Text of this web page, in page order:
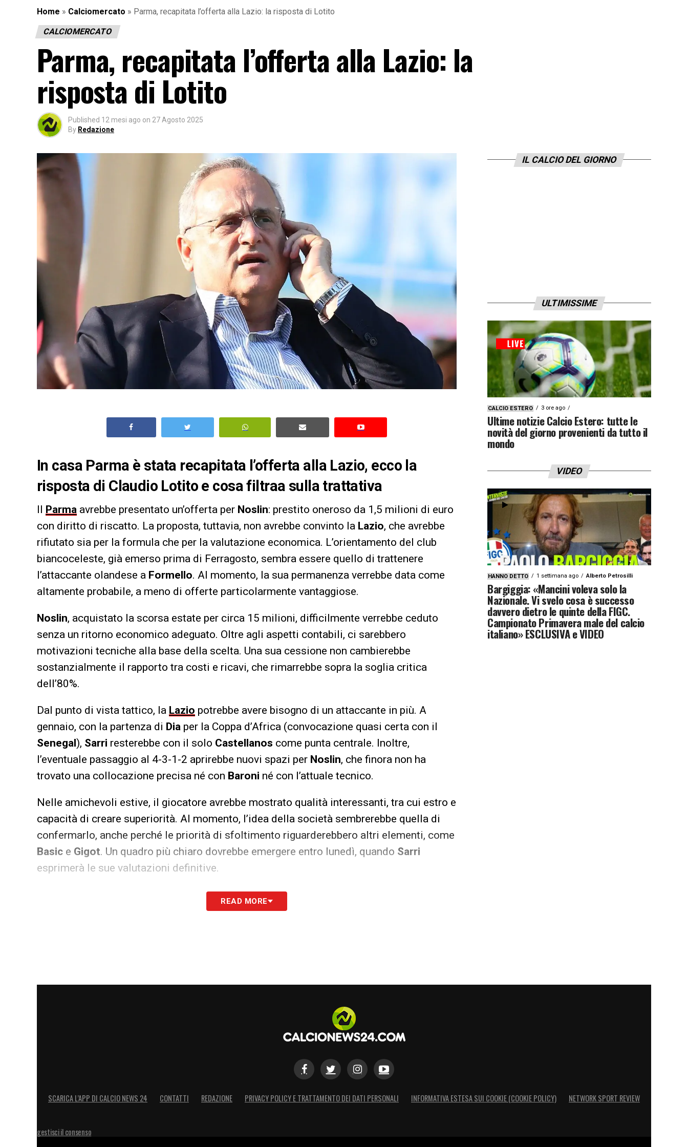
Home » Calciomercato » Parma, recapitata l’offerta alla Lazio: la risposta di Lotito
CALCIOMERCATO
Parma, recapitata l’offerta alla Lazio: la
risposta di Lotito
Published 12 mesi ago on 27 Agosto 2025
By Redazione
In casa Parma è stata recapitata l’offerta alla Lazio, ecco la
risposta di Claudio Lotito e cosa filtraa sulla trattativa
Il Parma avrebbe presentato un’offerta per Noslin: prestito oneroso da 1,5 milioni di euro
con diritto di riscatto. La proposta, tuttavia, non avrebbe convinto la Lazio, che avrebbe
rifiutato sia per la formula che per la valutazione economica. L’orientamento del club
biancoceleste, già emerso prima di Ferragosto, sembra essere quello di trattenere
l’attaccante olandese a Formello. Al momento, la sua permanenza verrebbe data come
altamente probabile, a meno di offerte particolarmente vantaggiose.
Noslin, acquistato la scorsa estate per circa 15 milioni, difficilmente verrebbe ceduto
senza un ritorno economico adeguato. Oltre agli aspetti contabili, ci sarebbero
motivazioni tecniche alla base della scelta. Una sua cessione non cambierebbe
sostanzialmente il rapporto tra costi e ricavi, che rimarrebbe sopra la soglia critica
dell’80%.
Dal punto di vista tattico, la Lazio potrebbe avere bisogno di un attaccante in più. A
gennaio, con la partenza di Dia per la Coppa d’Africa (convocazione quasi certa con il
Senegal), Sarri resterebbe con il solo Castellanos come punta centrale. Inoltre,
l’eventuale passaggio al 4-3-1-2 aprirebbe nuovi spazi per Noslin, che finora non ha
trovato una collocazione precisa né con Baroni né con l’attuale tecnico.
Nelle amichevoli estive, il giocatore avrebbe mostrato qualità interessanti, tra cui estro e
capacità di creare superiorità. Al momento, l’idea della società sembrerebbe quella di
confermarlo, anche perché le priorità di sfoltimento riguarderebbero altri elementi, come
Basic e Gigot. Un quadro più chiaro dovrebbe emergere entro lunedì, quando Sarri
esprimerà le sue valutazioni definitive.
LA PLAYLIST DELLE NOSTRE TOP NEWSREAD MORE
IL CALCIO DEL GIORNO
ULTIMISSIME
CALCIO ESTERO 3 ore ago
Ultime notizie Calcio Estero: tutte le
novità del giorno provenienti da tutto il
mondo
VIDEO
HANNO DETTO 1 settimana ago Alberto Petrosilli
Bargiggia: «Mancini voleva solo la
Nazionale. Vi svelo cosa è successo
davvero dietro le quinte della FIGC.
Campionato Primavera male del calcio
italiano» ESCLUSIVA e VIDEO
SCARICA L’APP DI CALCIO NEWS 24 CONTATTI REDAZIONE PRIVACY POLICY E TRATTAMENTO DEI DATI PERSONALI INFORMATIVA ESTESA SUI COOKIE (COOKIE POLICY) NETWORK SPORT REVIEW
gestisci il consenso